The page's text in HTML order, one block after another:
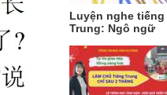
Luyện nghe tiếng
Trung: Ngô ngữ